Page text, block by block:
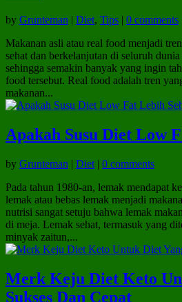
by Grunteman | Diet, Tips | 0 comments
Makanan asli atau real food menjadi
sehat dan berkelanjutan di seluruh
sehingga semakin banyak yang ingin
food tersebut. Real food adalah tren
makanan...
Apakah Susu Diet Low
by Grunteman | Diet | 0 comments
Pada tahun 1980-an, lemak mendapat
lemak atau bebas lemak menjadi
nutrisi sangat setuju bahwa lemak
di meja. Lemak sehat, termasuk yang
minyak zaitun,...
Merk Keju Diet Keto
Sukses Dan Cepat